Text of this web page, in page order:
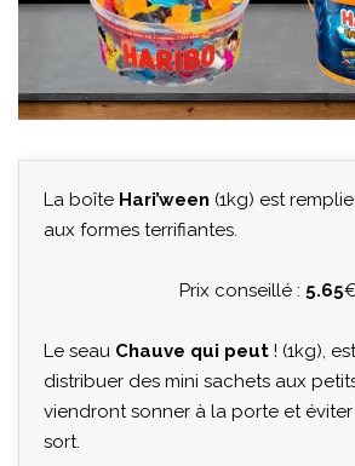
La boîte Hari’ween (1kg) est
aux formes terrifiantes.
Prix conseillé : 5.65
Le seau Chauve qui peut ! (1kg),
distribuer des mini sachets aux
viendront sonner à la porte et
sort.